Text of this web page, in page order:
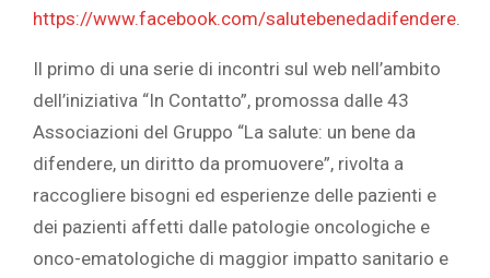
https://www.facebook.com/salutebenedadifendere.
Il primo di una serie di incontri sul web nell’ambito
dell’iniziativa “In Contatto”, promossa dalle 43
Associazioni del Gruppo “La salute: un bene da
difendere, un diritto da promuovere”, rivolta a
raccogliere bisogni ed esperienze delle pazienti e
dei pazienti affetti dalle patologie oncologiche e
onco-ematologiche di maggior impatto sanitario e